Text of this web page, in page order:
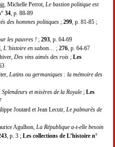
, Michelle Perrot, Le bastion politique est
34 , p. 88-89
des hommes politiques ; 299 , p. 81-85 ;
les pauvres ! ; 293 , p. 64-69
L’histoire en sabots… ; 276 , p. 64-67
Des vins aimés des rois ; Les
Latins ou germaniques : la mémoire des
Splendeurs et misères de la Royale ; Les
Joutard et Jean Lecuir, Le palmarès de
Agulhon, La République a-t-elle besoin
, p. 3 ; Les collections de L’histoire n°